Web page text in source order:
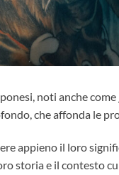
, noti anche come
che affonda le
appieno il loro
storia e il contesto